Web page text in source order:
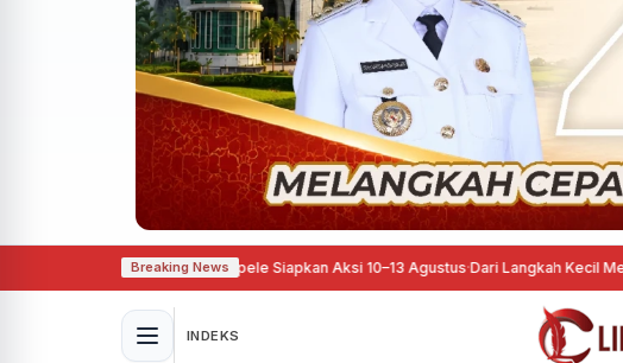
Breaking News
Perjuangan, Pati Ora Sepele Siapkan Aksi 10–13 Agustus·Dari Langkah Kecil
INDEKS